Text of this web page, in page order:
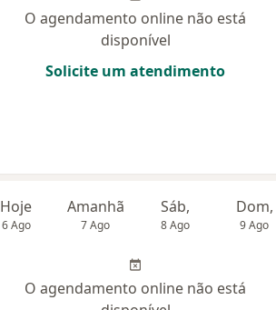
O agendamento online não está
disponível
Solicite um atendimento
Hoje
6 Ago
Amanhã
7 Ago
Sáb,
8 Ago
Dom,
9 Ago
O agendamento online não está